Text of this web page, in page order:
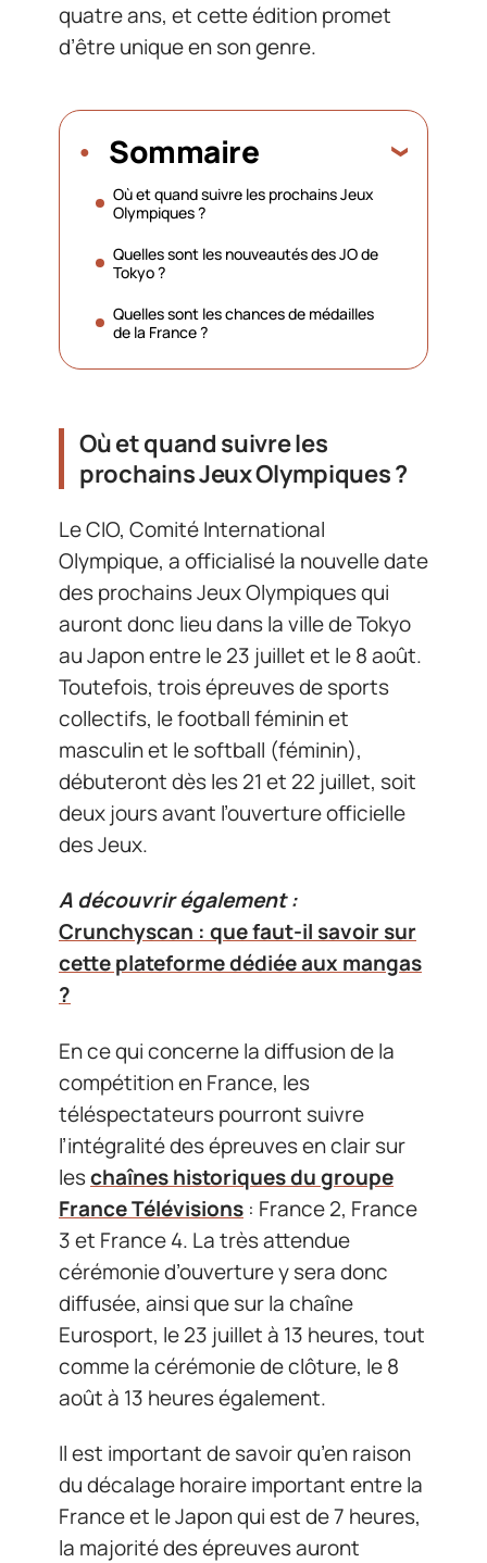
quatre ans, et cette édition promet
d’être unique en son genre.
Sommaire
Où et quand suivre les prochains Jeux
Olympiques ?
Quelles sont les nouveautés des JO de
Tokyo ?
Quelles sont les chances de médailles
de la France ?
Où et quand suivre les
prochains Jeux Olympiques ?
Le CIO, Comité International
Olympique, a officialisé la nouvelle date
des prochains Jeux Olympiques qui
auront donc lieu dans la ville de Tokyo
au Japon entre le 23 juillet et le 8 août.
Toutefois, trois épreuves de sports
collectifs, le football féminin et
masculin et le softball (féminin),
débuteront dès les 21 et 22 juillet, soit
deux jours avant l’ouverture officielle
des Jeux.
A découvrir également :
Crunchyscan : que faut-il savoir sur
cette plateforme dédiée aux mangas
?
En ce qui concerne la diffusion de la
compétition en France, les
téléspectateurs pourront suivre
l’intégralité des épreuves en clair sur
leschaînes historiques du groupe
France Télévisions : France 2, France
3 et France 4. La très attendue
cérémonie d’ouverture y sera donc
diffusée, ainsi que sur la chaîne
Eurosport, le 23 juillet à 13 heures, tout
comme la cérémonie de clôture, le 8
août à 13 heures également.
Il est important de savoir qu’en raison
du décalage horaire important entre la
France et le Japon qui est de 7 heures,
la majorité des épreuves auront